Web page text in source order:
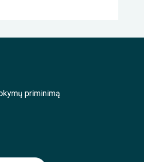
priminimą